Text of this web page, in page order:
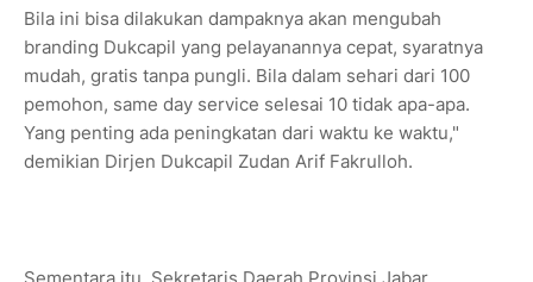
Bila ini bisa dilakukan dampaknya akan mengubah
branding Dukcapil yang pelayanannya cepat, syaratnya
mudah, gratis tanpa pungli. Bila dalam sehari dari 100
pemohon, same day service selesai 10 tidak apa-apa.
Yang penting ada peningkatan dari waktu ke waktu,"
demikian Dirjen Dukcapil Zudan Arif Fakrulloh.